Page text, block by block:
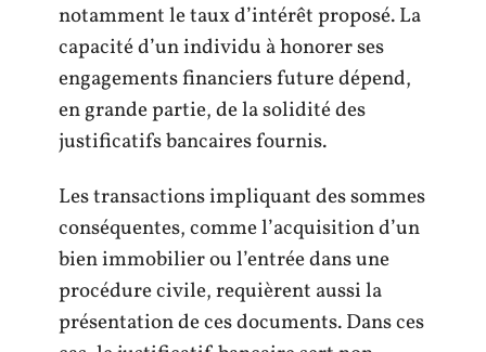
notamment le taux d’intérêt proposé. La
capacité d’un individu à honorer ses
engagements financiers future dépend,
en grande partie, de la solidité des
justificatifs bancaires fournis.
Les transactions impliquant des sommes
conséquentes, comme l’acquisition d’un
bien immobilier ou l’entrée dans une
procédure civile, requièrent aussi la
présentation de ces documents. Dans ces